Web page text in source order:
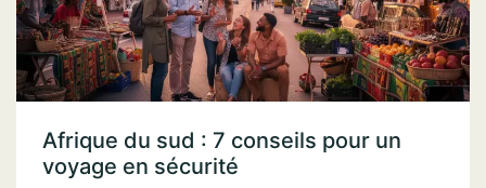
Afrique du sud : 7 conseils pour un
voyage en sécurité